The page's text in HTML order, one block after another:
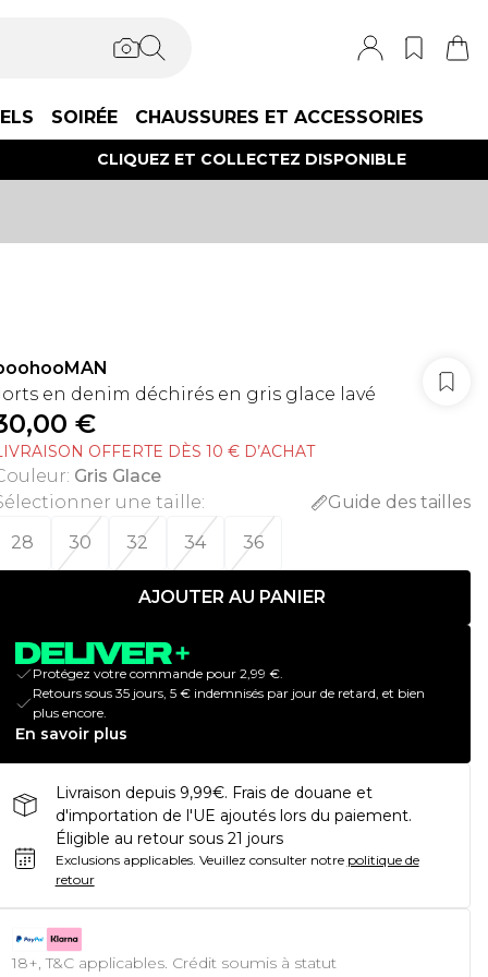
SOIRÉE CHAUSSURES ET ACCESSORIES
CLIQUEZ ET COLLECTEZ DISPONIBLE
en denim déchirés en gris glace lavé
€
OFFERTE DÈS 10 € D’ACHAT
: Gris Glace
une taille:
Guide des tailles
28
30 32 34 36
AJOUTER AU PANIER
Protégez votre commande pour 2,99 €.
Retours sous 35 jours, 5 € indemnisés par jour de retard, et bien
plus encore.
En savoir plus
Livraison depuis 9,99€. Frais de douane et
d'importation de l'UE ajoutés lors du paiement.
Éligible au retour sous 21 jours
Exclusions applicables. Veuillez consulter notre politique de
retour
18+, T&C applicables. Crédit soumis à statut